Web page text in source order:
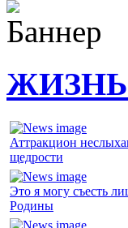
Аттракцион
щедрости
Это я могу съесть
Родины